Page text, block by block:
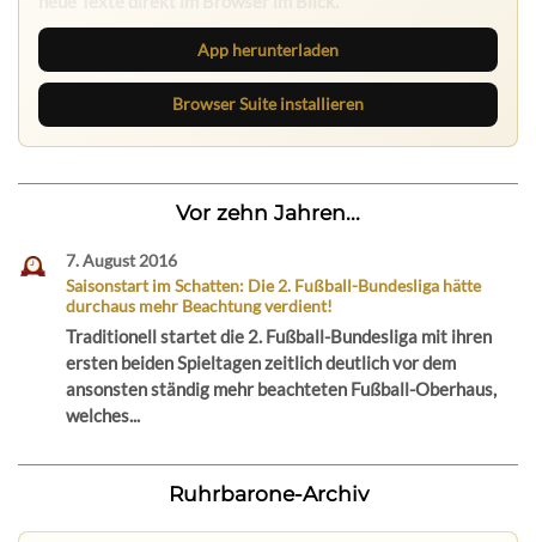
App herunterladen
Browser Suite installieren
Vor zehn Jahren...
7. August 2016
Saisonstart im Schatten: Die 2. Fußball-Bundesliga hätte
durchaus mehr Beachtung verdient!
Traditionell startet die 2. Fußball-Bundesliga mit ihren
ersten beiden Spieltagen zeitlich deutlich vor dem
ansonsten ständig mehr beachteten Fußball-Oberhaus,
welches...
Ruhrbarone-Archiv